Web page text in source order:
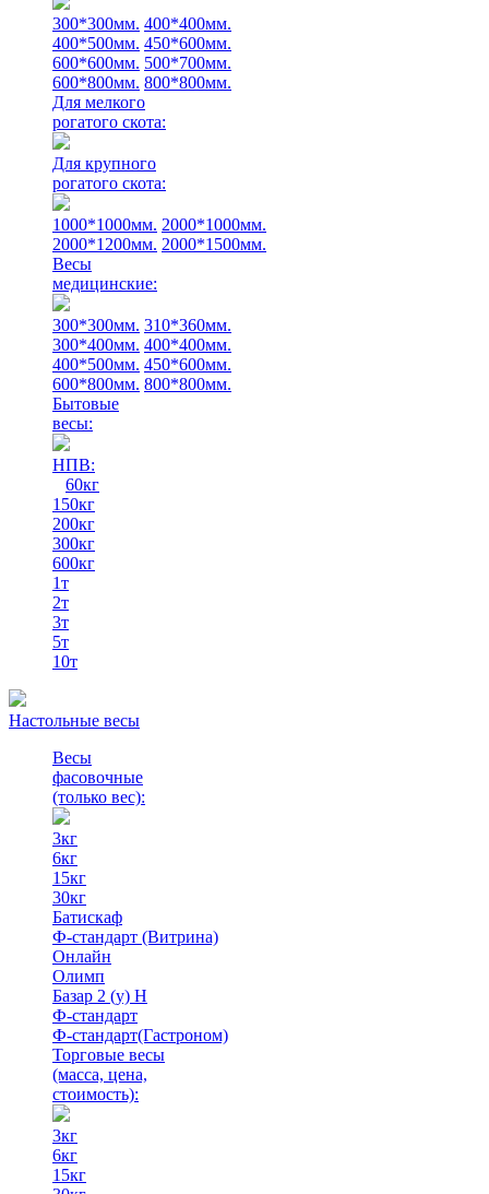
300*300мм. 400*400мм.
400*500мм. 450*600мм.
600*600мм. 500*700мм.
600*800мм. 800*800мм.
Для мелкого
рогатого скота:
Для крупного
рогатого скота:
1000*1000мм. 2000*1000мм.
2000*1200мм. 2000*1500мм.
Весы
медицинские:
300*300мм. 310*360мм.
300*400мм. 400*400мм.
400*500мм. 450*600мм.
600*800мм. 800*800мм.
Бытовые
весы:
НПВ:
60кг
150кг
200кг
300кг
600кг
1т
2т
3т
5т
10т
Настольные весы
Весы
фасовочные
(только вес):
3кг
6кг
15кг
30кг
Батискаф
Ф-стандарт (Витрина)
Онлайн
Олимп
Базар 2 (у) Н
Ф-стандарт
Ф-стандарт(Гастроном)
Торговые весы
(масса, цена,
стоимость):
3кг
6кг
15кг